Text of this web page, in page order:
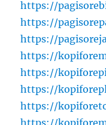
https://
https://
https://
https://
https://
https://
https://
https://